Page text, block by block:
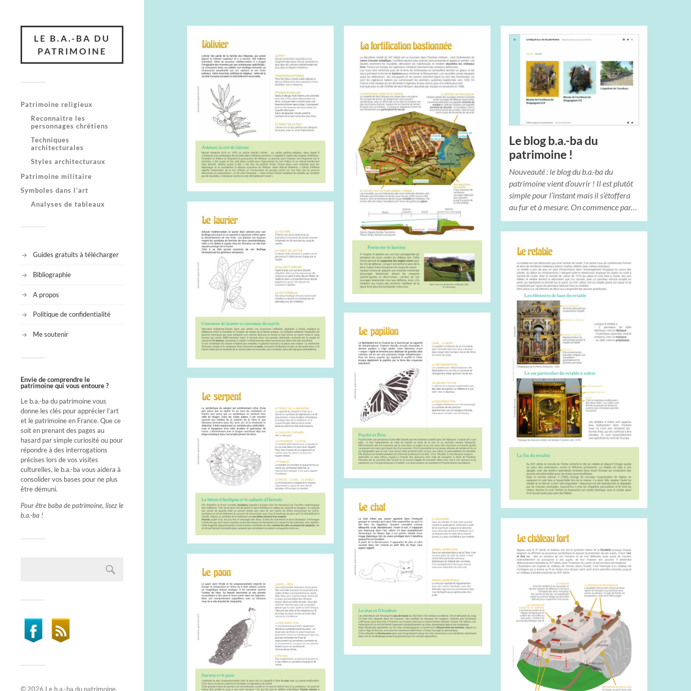
LE B.A.-BA DU
PATRIMOINE
Patrimoine religieux
Reconnaitre les
personnages chrétiens
Techniques
architecturales
Styles architecturaux
Patrimoine militaire
Symboles dans l’art
Analyses de tableaux
Guides gratuits à télécharger
Bibliographie
A propos
Politique de confidentialité
Me soutenir
Envie de comprendre le
patrimoine qui vous entoure ?
Le b.a.-ba du patrimoine vous
donne les clés pour apprécier l’art
et le patrimoine en France. Que ce
soit en prenant des pages au
hasard par simple curiosité ou pour
répondre à des interrogations
précises lors de vos visites
culturelles, le b.a.-ba vous aidera à
consolider vos bases pour ne plus
être démuni.
Pour être baba de patrimoine, lisez le
b.a.-ba !
© 2026 Le b.a.-ba du patrimoine.
Le blog b.a.-ba du
patrimoine !
Nouveauté : le blog du b.a.-ba du
patrimoine vient d’ouvrir ! Il est plutôt
simple pour l’instant mais il s’étoffera
au fur et à mesure. On commence par…